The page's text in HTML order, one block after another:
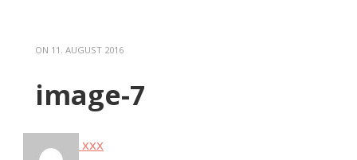
ON 11. AUGUST 2016
image-7
xxx